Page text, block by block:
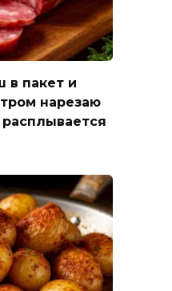
в пакет и
нарезаю